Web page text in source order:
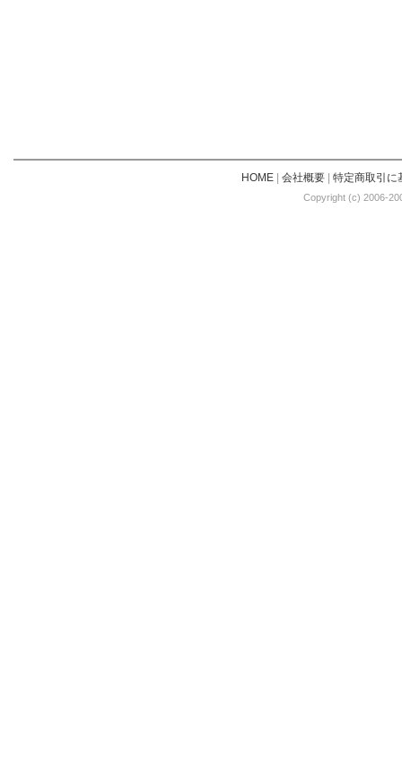
HOME| 会社概要| 特定商取引に
Copyright (c) 2006-